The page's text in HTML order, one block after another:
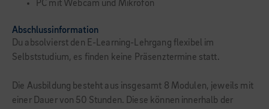
PC mit Webcam und Mikrofon
Abschlussinformation
Du absolvierst den E-Learning-Lehrgang flexibel im
Selbststudium, es finden keine Präsenztermine statt.
Die Ausbildung besteht aus insgesamt 8 Modulen, jeweils mit
einer Dauer von 50 Stunden. Diese können innerhalb der